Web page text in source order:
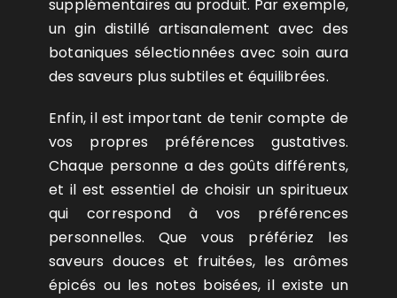
supplémentaires au produit. Par exemple,
un gin distillé artisanalement avec des
botaniques sélectionnées avec soin aura
des saveurs plus subtiles et équilibrées.
Enfin, il est important de tenir compte de
vos propres préférences gustatives.
Chaque personne a des goûts différents,
et il est essentiel de choisir un spiritueux
qui correspond à vos préférences
personnelles. Que vous préfériez les
saveurs douces et fruitées, les arômes
épicés ou les notes boisées, il existe un